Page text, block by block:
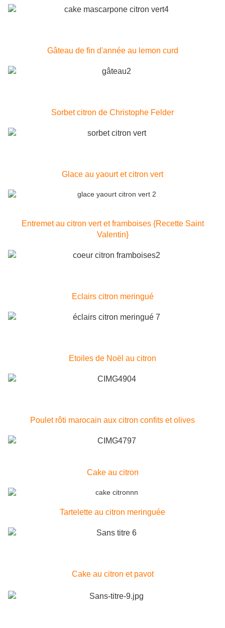
Gâteau de fin d'année au lemon curd
Sorbet citron de Christophe Felder
Glace au yaourt et citron vert
Entremet au citron vert et framboises {Recette Saint
Valentin}
Eclairs citron meringué
Etoiles de Noël au citron
Poulet rôti marocain aux citron confits et olives
Cake au citron
Tartelette au citron meringuée
Cake au citron et pavot